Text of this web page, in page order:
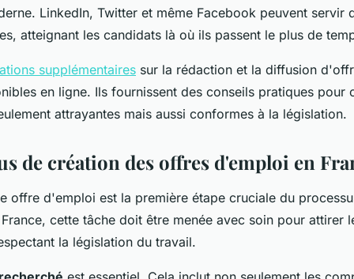
LinkedIn, Twitter et même Facebook peuvent servir
atteignant les candidats là où ils passent le plus de
supplémentaires sur la rédaction et la diffusion
en ligne. Ils fournissent des conseils pratiques pour
attrayantes mais aussi conformes à la législation.
de création des offres d'emploi en
offre d'emploi est la première étape cruciale du
cette tâche doit être menée avec soin pour attirer
la législation du travail.